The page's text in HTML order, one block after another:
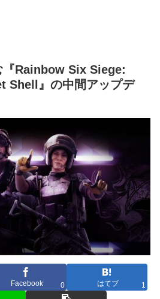
『Rainbow Six Siege:
Shell』の中間アップデ
Facebook 0 はてブ 1